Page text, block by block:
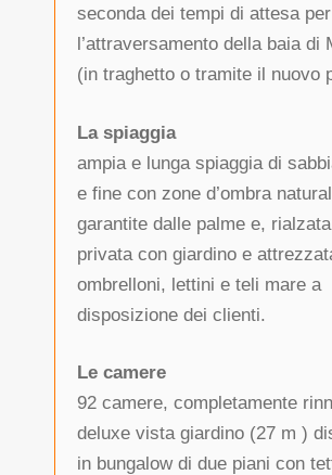
seconda dei tempi di attesa per
l’attraversamento della baia di
(in traghetto o tramite il nuovo
La spiaggia
ampia e lunga spiaggia di
e fine con zone d’ombra
garantite dalle palme e,
privata con giardino e
ombrelloni, lettini e teli mare a
disposizione dei clienti.
Le camere
92 camere, completamente
deluxe vista giardino (27 m )
in bungalow di due piani con